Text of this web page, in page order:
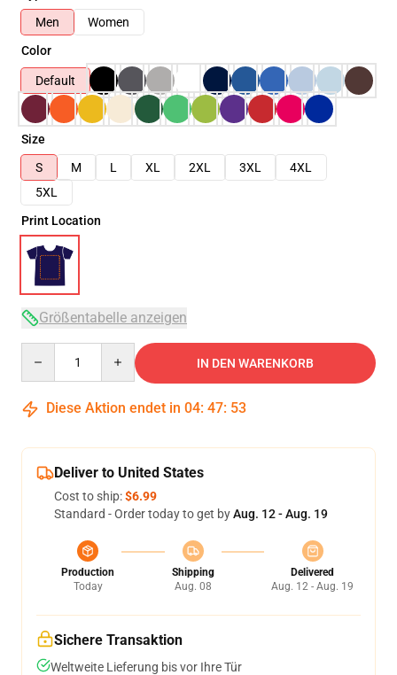
Men
Women
Color
Default
Size
S
M L XL 2XL 3XL
4XL
5XL
Print Location
Größentabelle anzeigen
IN DEN WARENKORB
Diese Aktion endet in 04: 47: 52
Deliver to United States
Cost to ship:$6.99
Standard - Order today to get byAug. 12 - Aug. 19
Production
Today
Shipping
Aug. 08
Delivered
Aug. 12 - Aug. 19
Sichere Transaktion
Weltweite Lieferung bis vor Ihre Tür